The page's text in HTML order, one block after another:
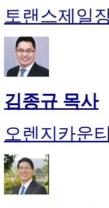
토랜스제일
김종규 목사
오렌지카운